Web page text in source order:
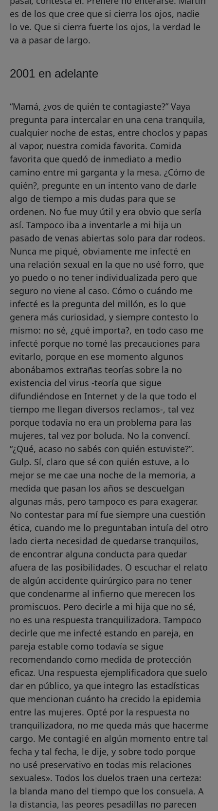
es de los que cree que si cierra los ojos, nadie
lo ve. Que si cierra fuerte los ojos, la verdad le
va a pasar de largo.
2001 en adelante
“Mamá, ¿vos de quién te contagiaste?” Vaya
pregunta para intercalar en una cena tranquila,
cualquier noche de estas, entre choclos y papas
al vapor, nuestra comida favorita. Comida
favorita que quedó de inmediato a medio
camino entre mi garganta y la mesa. ¿Cómo de
quién?, pregunte en un intento vano de darle
algo de tiempo a mis dudas para que se
ordenen. No fue muy útil y era obvio que sería
así. Tampoco iba a inventarle a mi hija un
pasado de venas abiertas solo para dar rodeos.
Nunca me piqué, obviamente me infecté en
una relación sexual en la que no usé forro, que
yo puedo o no tener individualizada pero que
seguro no viene al caso. Cómo o cuándo me
infecté es la pregunta del millón, es lo que
genera más curiosidad, y siempre contesto lo
mismo: no sé, ¿qué importa?, en todo caso me
infecté porque no tomé las precauciones para
evitarlo, porque en ese momento algunos
abonábamos extrañas teorías sobre la no
existencia del virus -teoría que sigue
difundiéndose en Internet y de la que todo el
tiempo me llegan diversos reclamos-, tal vez
porque todavía no era un problema para las
mujeres, tal vez por boluda. No la convencí.
“¿Qué, acaso no sabés con quién estuviste?”.
Gulp. Sí, claro que sé con quién estuve, a lo
mejor se me cae una noche de la memoria, a
medida que pasan los años se descuelgan
algunas más, pero tampoco es para exagerar.
No contestar para mí fue siempre una cuestión
ética, cuando me lo preguntaban intuía del otro
lado cierta necesidad de quedarse tranquilos,
de encontrar alguna conducta para quedar
afuera de las posibilidades. O escuchar el relato
de algún accidente quirúrgico para no tener
que condenarme al infierno que merecen los
promiscuos. Pero decirle a mi hija que no sé,
no es una respuesta tranquilizadora. Tampoco
decirle que me infecté estando en pareja, en
pareja estable como todavía se sigue
recomendando como medida de protección
eficaz. Una respuesta ejemplificadora que suelo
dar en público, ya que integro las estadísticas
que mencionan cuánto ha crecido la epidemia
entre las mujeres. Opté por la respuesta no
tranquilizadora, no me queda más que hacerme
cargo. Me contagié en algún momento entre tal
fecha y tal fecha, le dije, y sobre todo porque
no usé preservativo en todas mis relaciones
sexuales». Todos los duelos traen una certeza:
la blanda mano del tiempo que los consuela. A
la distancia, las peores pesadillas no parecen